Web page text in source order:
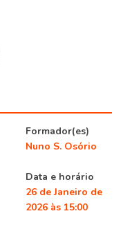
Formador(es)
Nuno S. Osório
Data e horário
26 de Janeiro de
2026 às 15:00